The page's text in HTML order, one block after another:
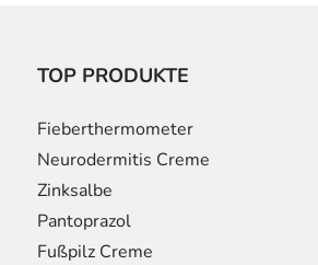
TOP PRODUKTE
Fieberthermometer
Neurodermitis Creme
Zinksalbe
Pantoprazol
Fußpilz Creme